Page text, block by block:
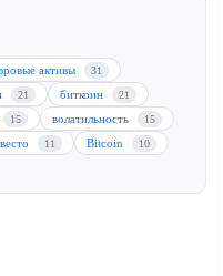
активы 31
21 биткоин 21
15 волатильность 15
11 Bitcoin 10